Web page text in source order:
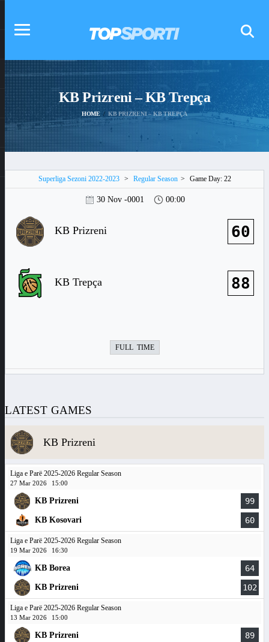
KB Prizreni – KB Trepça
HOME KB PRIZRENI – KB TREPÇA
Superliga Sezoni 2022-2023 > Regular Season > Game Day: 22
30 Nov -0001 00:00
KB Prizreni 60
KB Trepça 88
FULL TIME
LATEST GAMES
KB Prizreni
Liga e Parë 2025-2026 Regular Season
27 Mar 2026 15:00
KB Prizreni 99
KB Kosovari 60
Liga e Parë 2025-2026 Regular Season
19 Mar 2026 16:30
KB Borea 64
KB Prizreni 102
Liga e Parë 2025-2026 Regular Season
13 Mar 2026 15:00
KB Prizreni 89